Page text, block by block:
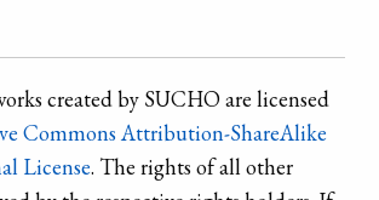
created by SUCHO are licensed
Commons Attribution-ShareAlike
License. The rights of all other